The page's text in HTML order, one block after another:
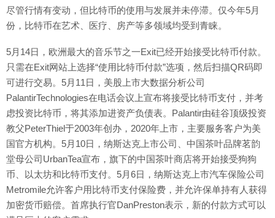
尽管行情有变动，但比特币的使用与发展并未停滞。仅今年5月
份，比特币在艺术、医疗、房产等多领域均受到青睐。
5月14日，欧洲最大的音乐节之一Exit已经开始接受比特币付款。
只需在Exit网站上选择“使用比特币付款”选项，然后扫描QR码即
可进行交易。5月11日，美股上市大数据分析公司
PalantirTechnologies在电话会议上宣布将接受比特币支付，并考
虑投资比特币，将其添加进资产负债表。Palantir由硅谷顶级投资
教父PeterThiel于2003年创办，2020年上市，主要服务客户为美
国官方机构。5月10日，纳斯达克上市公司、中国茶叶品牌茗韵
堂母公司UrbanTea宣布，旗下的中国茶叶商店将开始接受狗狗
币、以太坊和比特币支付。5月6日，纳斯达克上市汽车保险公司
Metromile允许客户用比特币支付保险费，并允许保单持有人获得
加密货币赔偿。首席执行官DanPreston表示，新的付款方式可以